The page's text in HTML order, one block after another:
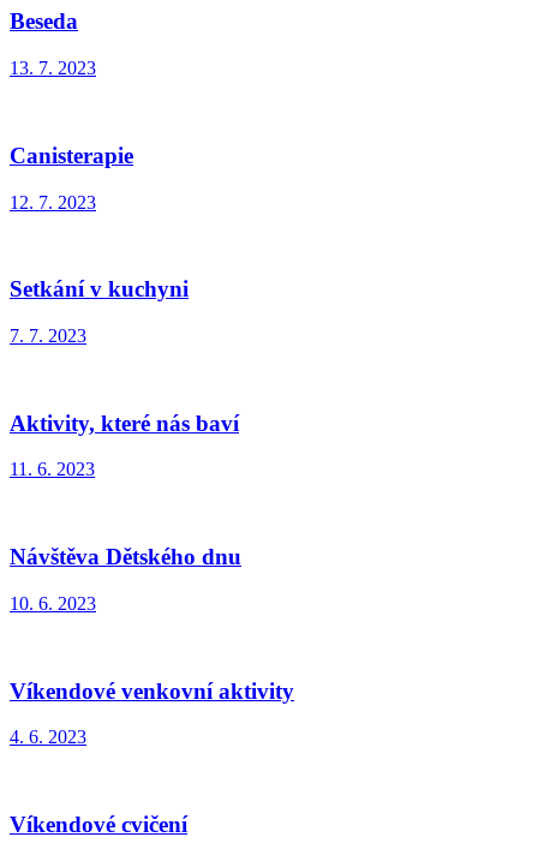
Beseda
13. 7. 2023
Canisterapie
12. 7. 2023
Setkání v kuchyni
7. 7. 2023
Aktivity, které nás baví
11. 6. 2023
Návštěva Dětského dnu
10. 6. 2023
Víkendové venkovní aktivity
4. 6. 2023
Víkendové cvičení